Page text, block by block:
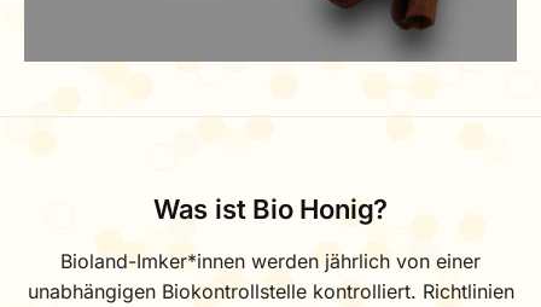
Was ist Bio Honig?
Bioland-Imker*innen werden jährlich von einer
unabhängigen Biokontrollstelle kontrolliert. Richtlinien